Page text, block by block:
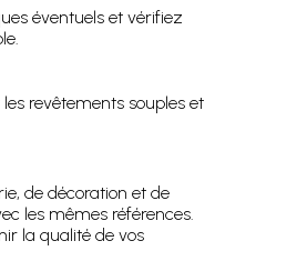
éventuels et vérifiez
revêtements souples et
de décoration et de
les mêmes références.
la qualité de vos